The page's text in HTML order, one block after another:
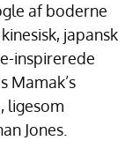
af boderne
japansk
inspirerede
Mamak’s
ligesom
Jones.